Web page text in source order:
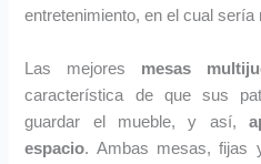
entretenimiento, en el cual
Las mejores mesas
característica de que sus
guardar el mueble, y así,
espacio. Ambas mesas, fijas